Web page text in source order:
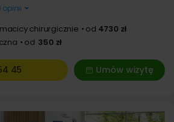
opinii
chirurgicznie od 4730 zł
od 350 zł
Umów wizytę
45